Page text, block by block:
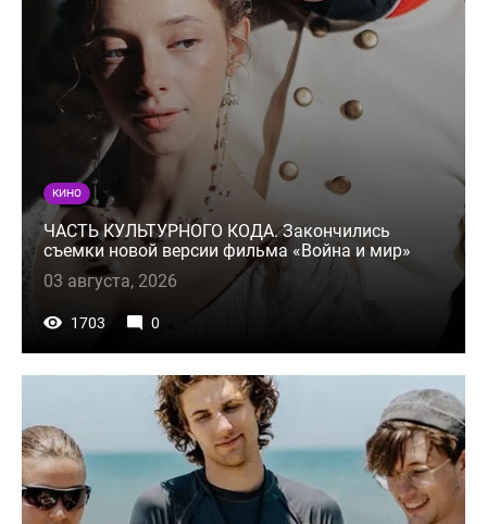
КИНО
ЧАСТЬ КУЛЬТУРНОГО КОДА. Закончились
съемки новой версии фильма «Война и мир»
03 августа, 2026
1703 0